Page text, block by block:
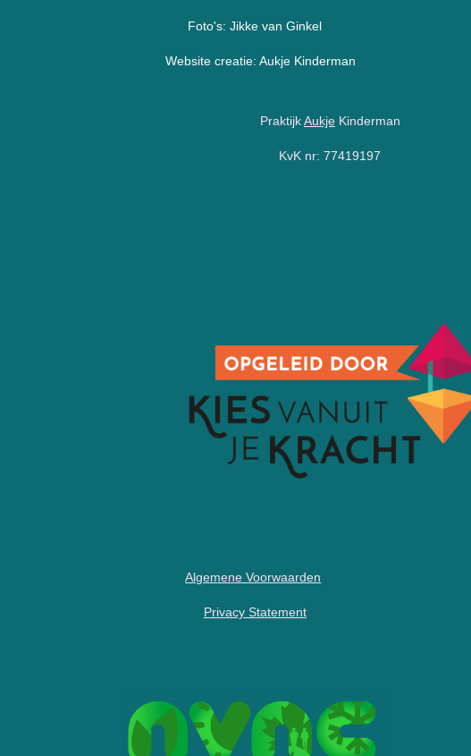
g
a
Foto's: Jikke van Ginkel
Website creatie: Aukje Kinderman
PraktijkAukjeKinderman
KvK nr: 77419197
Algemene Voorwaarden
Privacy Statement